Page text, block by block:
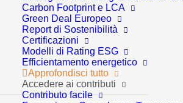
Carbon Footprint e LCA
Green Deal Europeo
Report di Sostenibilità
Certificazioni
Modelli di Rating ESG
Efficientamento energetico
Approfondisci tutto
Accedere ai contributi
Contributo facile
Il 5 giugno è la